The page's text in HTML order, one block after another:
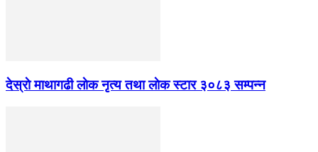
देस्राे माथागढी लाेक नृत्य तथा लाेक स्टार ३०८३ सम्पन्न